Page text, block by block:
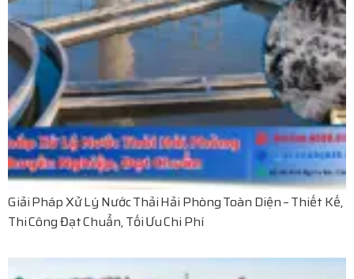
Giải Pháp Xử Lý Nước Thải Hải Phòng Toàn Diện – Thiết Kế,
Thi Công Đạt Chuẩn, Tối Ưu Chi Phí